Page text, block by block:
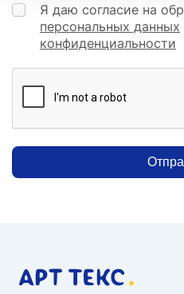
Я даю согласие на
персональных данных
конфиденциальности